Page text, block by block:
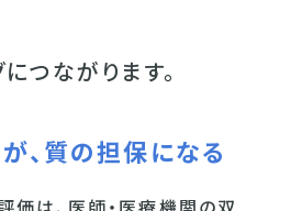
つながります。
、 質の担保になる